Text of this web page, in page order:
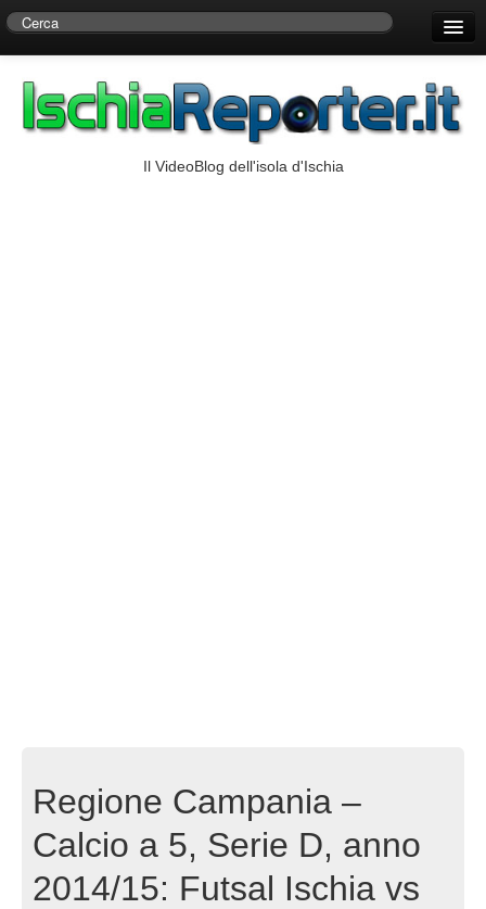
Centro di Ricerche Storiche D’Ambra
Il VideoBlog dell'isola d'Ischia
Regione Campania –
Calcio a 5, Serie D, anno
2014/15: Futsal Ischia vs